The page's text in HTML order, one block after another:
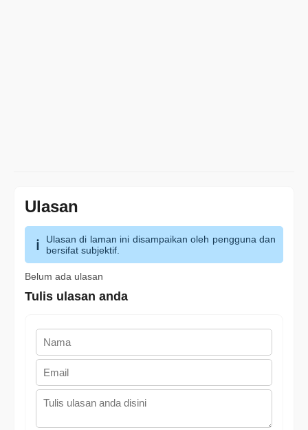
Ulasan
Ulasan di laman ini disampaikan oleh pengguna dan
bersifat subjektif.
Belum ada ulasan
Tulis ulasan anda